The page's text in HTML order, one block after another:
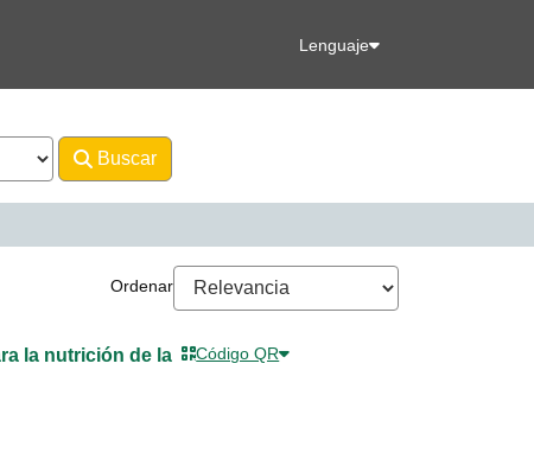
Lenguaje
Buscar
Carmen Rosa
Página Ordenar
la nutrición de la
Código QR